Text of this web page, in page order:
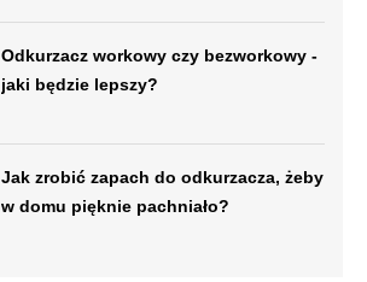
Odkurzacz workowy czy bezworkowy -
jaki będzie lepszy?
Jak zrobić zapach do odkurzacza, żeby
w domu pięknie pachniało?